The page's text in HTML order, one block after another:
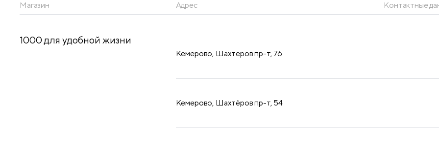
Папки,
Школьный
Бумажная
Магазин Адрес Контактные
1000 для удобной жизни
Кемерово, Шахтеров пр-т, 76
Кемерово, Шахтёров пр-т, 54